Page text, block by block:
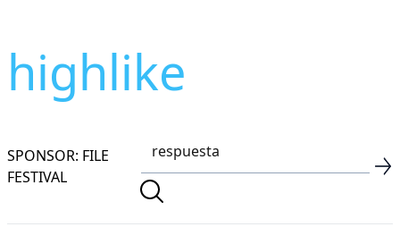
highlike
SPONSOR: FILE
FESTIVAL